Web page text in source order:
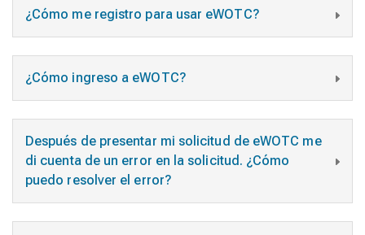
¿Cómo me registro para usar eWOTC?
¿Cómo ingreso a eWOTC?
Después de presentar mi solicitud de eWOTC me
di cuenta de un error en la solicitud. ¿Cómo
puedo resolver el error?